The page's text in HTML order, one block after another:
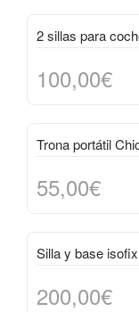
2 sillas para
100,00€
Trona portátil
55,00€
Silla y base
200,00€